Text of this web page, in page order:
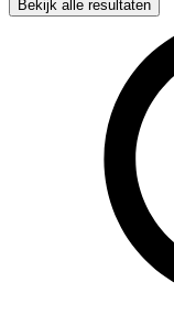
Bekijk alle resultaten